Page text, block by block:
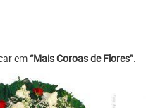
em“Mais Coroas de Flores”.